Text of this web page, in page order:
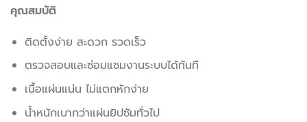
คุณสมบัติ
ติดตั้งง่าย สะดวก รวดเร็ว
ตรวจสอบและซ่อมแซมงานระบบได้ทันที
เนื้อแผ่นแน่น ไม่แตกหักง่าย
น้ำหนักเบากว่าแผ่นยิปซัมทั่วไป